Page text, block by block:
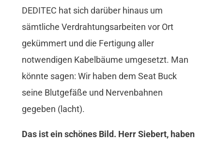
DEDITEC hat sich darüber hinaus um
sämtliche Verdrahtungsarbeiten vor Ort
gekümmert und die Fertigung aller
notwendigen Kabelbäume umgesetzt. Man
könnte sagen: Wir haben dem Seat Buck
seine Blutgefäße und Nervenbahnen
gegeben (lacht).
Das ist ein schönes Bild. Herr Siebert, haben